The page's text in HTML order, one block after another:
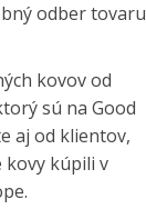
odber tovaru
kovov od
sú na Good
aj od klientov,
kúpili v